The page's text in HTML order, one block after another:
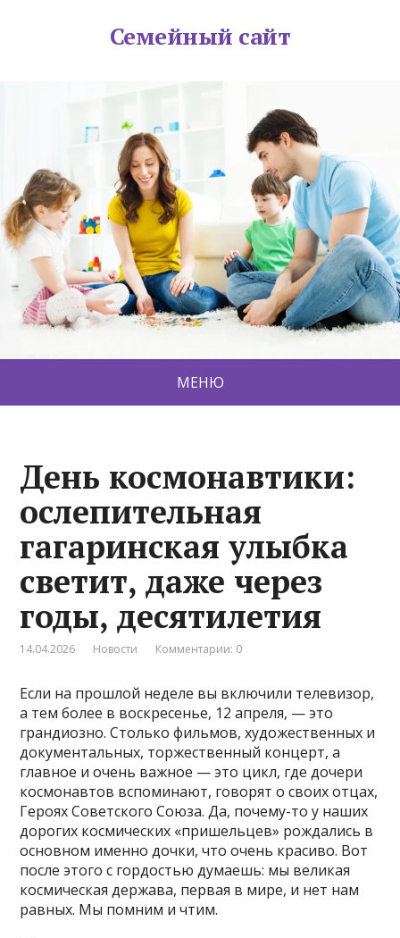
Семейный сайт
МЕНЮ
День космонавтики:
ослепительная
гагаринская улыбка
светит, даже через
годы, десятилетия
14.04.2026 Новости Комментарии: 0
Если на прошлой неделе вы включили телевизор,
а тем более в воскресенье, 12 апреля, — это
грандиозно. Столько фильмов, художественных и
документальных, торжественный концерт, а
главное и очень важное — это цикл, где дочери
космонавтов вспоминают, говорят о своих отцах,
Героях Советского Союза. Да, почему-то у наших
дорогих космических «пришельцев» рождались в
основном именно дочки, что очень красиво. Вот
после этого с гордостью думаешь: мы великая
космическая держава, первая в мире, и нет нам
равных. Мы помним и чтим.